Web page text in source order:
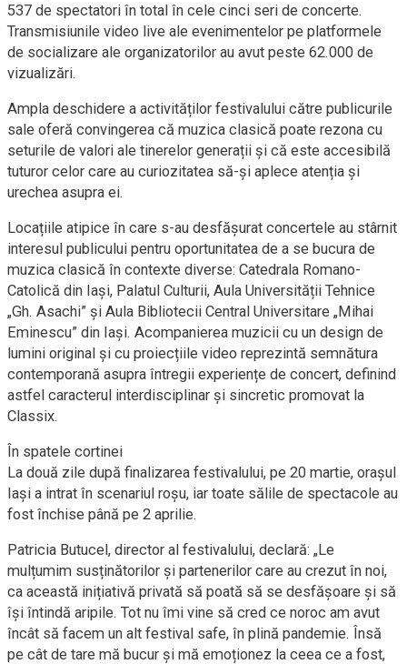
537 de spectatori în total în cele cinci seri de concerte.
Transmisiunile video live ale evenimentelor pe platformele
de socializare ale organizatorilor au avut peste 62.000 de
vizualizări.
Ampla deschidere a activităților festivalului către publicurile
sale oferă convingerea că muzica clasică poate rezona cu
seturile de valori ale tinerelor generații și că este accesibilă
tuturor celor care au curiozitatea să-și aplece atenția și
urechea asupra ei.
Locațiile atipice în care s-au desfășurat concertele au stârnit
interesul publicului pentru oportunitatea de a se bucura de
muzica clasică în contexte diverse: Catedrala Romano-
Catolică din Iași, Palatul Culturii, Aula Universității Tehnice
„Gh. Asachi” și Aula Bibliotecii Central Universitare „Mihai
Eminescu” din Iași. Acompanierea muzicii cu un design de
lumini original și cu proiecțiile video reprezintă semnătura
contemporană asupra întregii experiențe de concert, definind
astfel caracterul interdisciplinar și sincretic promovat la
Classix.
În spatele cortinei
La două zile după finalizarea festivalului, pe 20 martie, orașul
Iași a intrat în scenariul roșu, iar toate sălile de spectacole au
fost închise până pe 2 aprilie.
Patricia Butucel, director al festivalului, declară: „Le
mulțumim susținătorilor și partenerilor care au crezut în noi,
ca această inițiativă privată să poată să se desfășoare și să
își întindă aripile. Tot nu îmi vine să cred ce noroc am avut
încât să facem un alt festival safe, în plină pandemie. Însă
pe cât de tare mă bucur și mă emoționez la ceea ce a fost,